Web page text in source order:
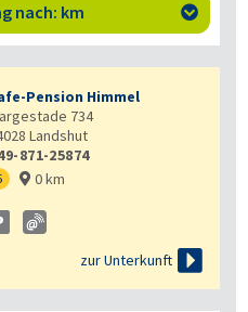
nach: km 
Pension Himmel
734
Landshut
871-25874
 0 km
zur Unterkunft 